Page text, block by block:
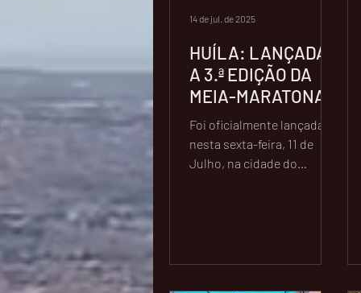
HUÍLA: LANÇADA
A 3.ª EDIÇÃO DA
MEIA-MARATONA
DO LUBANGO
Foi oficialmente lançada,
nesta sexta-feira, 11 de
Julho, na cidade do
14 de jul. de 2025